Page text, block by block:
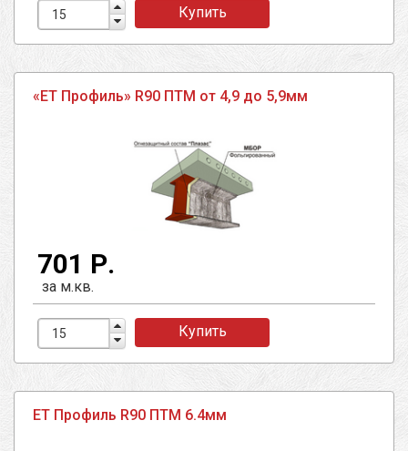
Купить
«ЕТ Профиль» R90 ПТМ от 4,9 до 5,9мм
701 Р.
за м.кв.
Купить
ЕТ Профиль R90 ПТМ 6.4мм